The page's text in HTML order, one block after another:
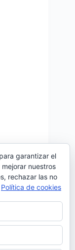
letra que
de
disco
de…
garantizar el
nuestros
rechazar las no
Política de cookies